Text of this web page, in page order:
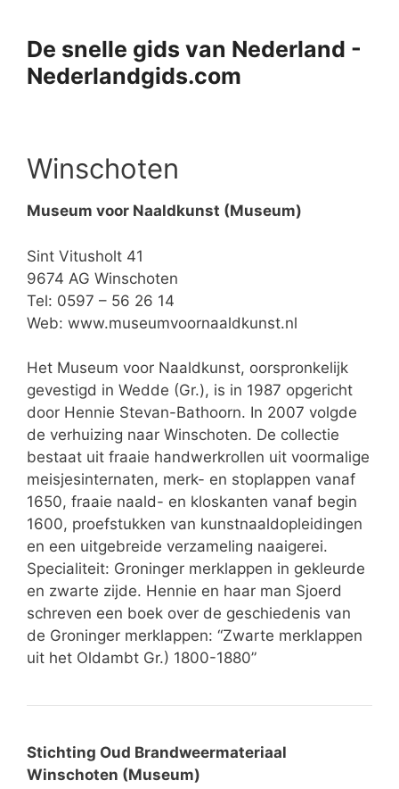
inhoud
De snelle gids van Nederland -
Nederlandgids.com
Winschoten
Museum voor Naaldkunst (Museum)
Sint Vitusholt 41
9674 AG Winschoten
Tel: 0597 – 56 26 14
Web: www.museumvoornaaldkunst.nl
Het Museum voor Naaldkunst, oorspronkelijk
gevestigd in Wedde (Gr.), is in 1987 opgericht
door Hennie Stevan-Bathoorn. In 2007 volgde
de verhuizing naar Winschoten. De collectie
bestaat uit fraaie handwerkrollen uit voormalige
meisjesinternaten, merk- en stoplappen vanaf
1650, fraaie naald- en kloskanten vanaf begin
1600, proefstukken van kunstnaaldopleidingen
en een uitgebreide verzameling naaigerei.
Specialiteit: Groninger merklappen in gekleurde
en zwarte zijde. Hennie en haar man Sjoerd
schreven een boek over de geschiedenis van
de Groninger merklappen: “Zwarte merklappen
uit het Oldambt Gr.) 1800-1880”
Stichting Oud Brandweermateriaal
Winschoten (Museum)